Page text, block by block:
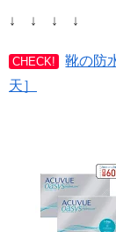
↓ ↓ ↓ ↓
CHECK!
靴の防
天］